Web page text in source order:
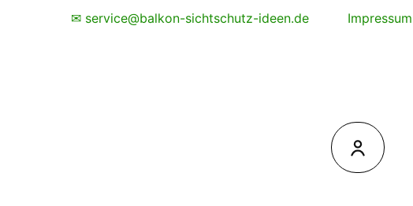
✉ service@balkon-sichtschutz-ideen.de Impressum